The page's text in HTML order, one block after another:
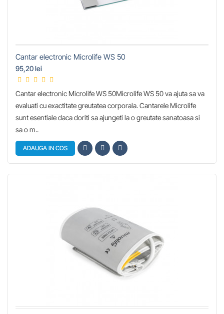
Cantar electronic Microlife WS 50
95,20 lei
Cantar electronic Microlife WS 50Microlife WS 50 va ajuta sa va
evaluati cu exactitate greutatea corporala. Cantarele Microlife
sunt esentiale daca doriti sa ajungeti la o greutate sanatoasa si
sa o m..
ADAUGA IN COS